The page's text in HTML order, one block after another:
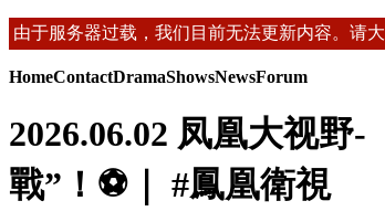
由于服务器过载，我们目前无法更新内容。请
HomeContactDramaShowsNewsForum
2026.06.02 凤凰大视野
戰”！⚽｜ #鳳凰衛視